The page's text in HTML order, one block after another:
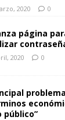
2020 0
página
2020 0
público”